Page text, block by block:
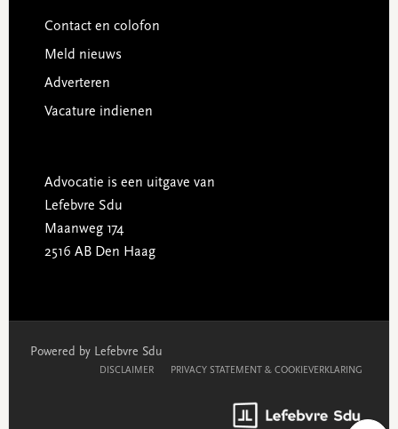
Contact en colofon
Meld nieuws
Adverteren
Vacature indienen
Advocatie is een uitgave van
Lefebvre Sdu
Maanweg 174
2516 AB Den Haag
Powered by Lefebvre Sdu
DISCLAIMER PRIVACY STATEMENT & COOKIEVERKLARING